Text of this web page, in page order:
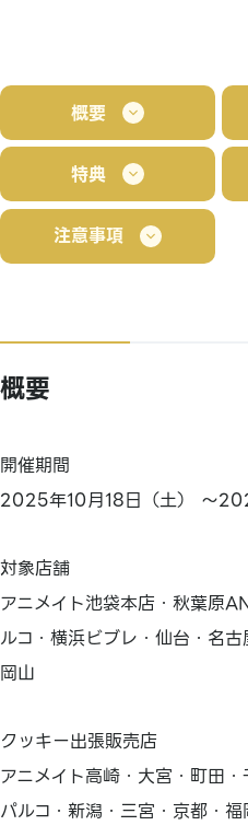
概要
特典
注意事項
概要
開催期間
2025年10月18日（土） ～
対象店舗
アニメイト池袋本店・秋葉原
ルコ・横浜ビブレ・仙台・名
岡山
クッキー出張販売店
アニメイト高崎・大宮・町田
パルコ・新潟・三宮・京都・